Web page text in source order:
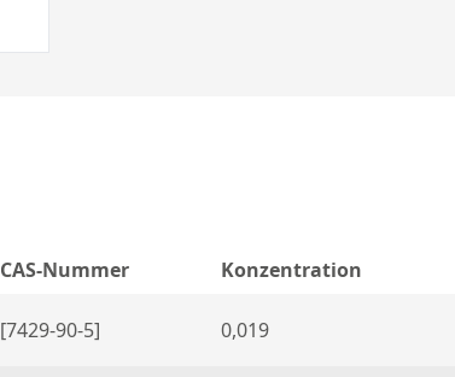
CAS-Nummer Konzentration
[7429-90-5] 0,019